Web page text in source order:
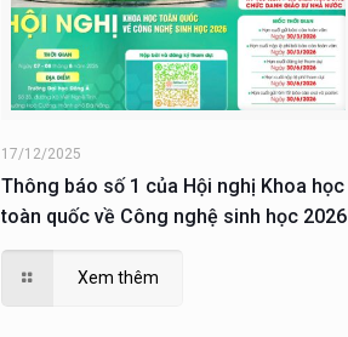
17/12/2025
Thông báo số 1 của Hội nghị Khoa học
toàn quốc về Công nghệ sinh học 2026
Xem thêm